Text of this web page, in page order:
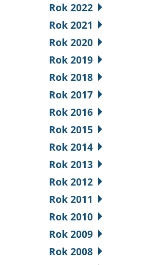
Rok 2022
Rok 2021
Rok 2020
Rok 2019
Rok 2018
Rok 2017
Rok 2016
Rok 2015
Rok 2014
Rok 2013
Rok 2012
Rok 2011
Rok 2010
Rok 2009
Rok 2008